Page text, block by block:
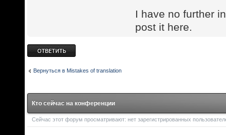
I have no further
post it here.
Ответить
Вернуться в Mistakes of translation
Кто сейчас на конференции
Сейчас этот форум просматривают: нет зарегистрированных